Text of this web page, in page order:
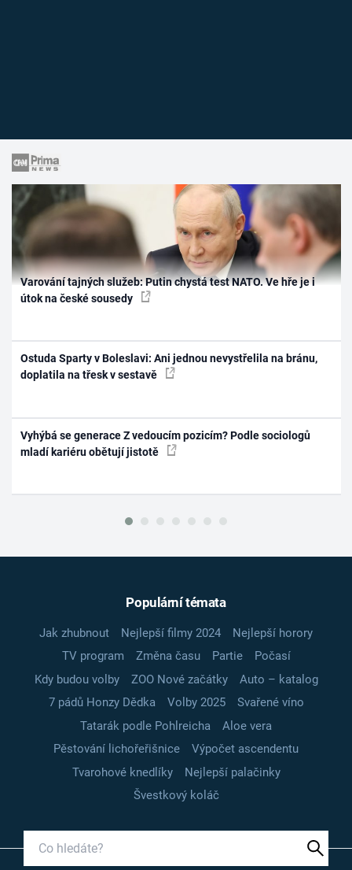
Varování tajných služeb: Putin chystá test NATO. Ve hře je i
útok na české sousedy
Ostuda Sparty v Boleslavi: Ani jednou nevystřelila na bránu,
doplatila na třesk v sestavě
Vyhýbá se generace Z vedoucím pozicím? Podle sociologů
mladí kariéru obětují jistotě
Populární témata
Jak zhubnout Nejlepší filmy 2024
Nejlepší horory
TV program
Změna času Partie
Počasí
Kdy budou volby
ZOO Nové začátky
Auto – katalog
7 pádů Honzy Dědka
Volby 2025
Svařené víno
Tatarák podle Pohlreicha
Aloe vera
Pěstování lichořeřišnice
Výpočet ascendentu
Tvarohové knedlíky
Nejlepší palačinky
Švestkový koláč